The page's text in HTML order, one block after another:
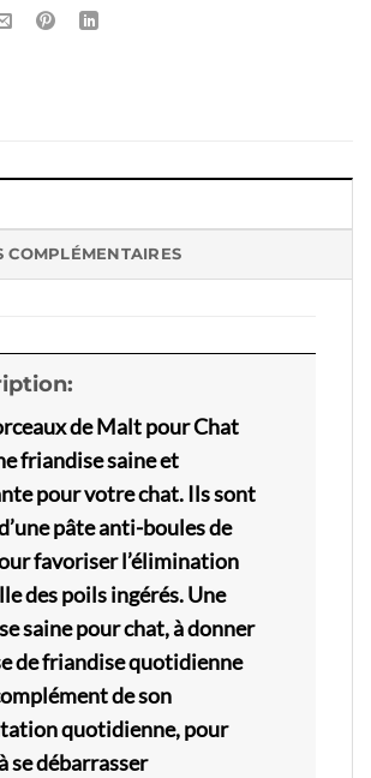
COMPLÉMENTAIRES
de Malt pour Chat
friandise saine et
pour votre chat. Ils sont
pâte anti-boules de
favoriser l’élimination
des poils ingérés. Une
saine pour chat, à donner
de friandise quotidienne
de son
quotidienne, pour
se débarrasser